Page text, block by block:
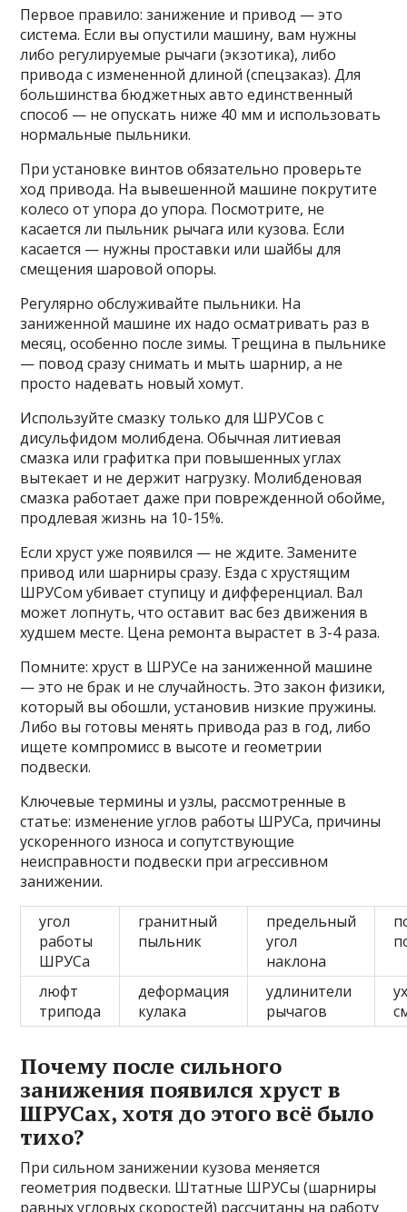
Первое правило: занижение и привод — это
система. Если вы опустили машину, вам нужны
либо регулируемые рычаги (экзотика), либо
привода с измененной длиной (спецзаказ). Для
большинства бюджетных авто единственный
способ — не опускать ниже 40 мм и использовать
нормальные пыльники.
При установке винтов обязательно проверьте
ход привода. На вывешенной машине покрутите
колесо от упора до упора. Посмотрите, не
касается ли пыльник рычага или кузова. Если
касается — нужны проставки или шайбы для
смещения шаровой опоры.
Регулярно обслуживайте пыльники. На
заниженной машине их надо осматривать раз в
месяц, особенно после зимы. Трещина в пыльнике
— повод сразу снимать и мыть шарнир, а не
просто надевать новый хомут.
Используйте смазку только для ШРУСов с
дисульфидом молибдена. Обычная литиевая
смазка или графитка при повышенных углах
вытекает и не держит нагрузку. Молибденовая
смазка работает даже при поврежденной обойме,
продлевая жизнь на 10-15%.
Если хруст уже появился — не ждите. Замените
привод или шарниры сразу. Езда с хрустящим
ШРУСом убивает ступицу и дифференциал. Вал
может лопнуть, что оставит вас без движения в
худшем месте. Цена ремонта вырастет в 3-4 раза.
Помните: хруст в ШРУСе на заниженной машине
— это не брак и не случайность. Это закон физики,
который вы обошли, установив низкие пружины.
Либо вы готовы менять привода раз в год, либо
ищете компромисс в высоте и геометрии
подвески.
Ключевые термины и узлы, рассмотренные в
статье: изменение углов работы ШРУСа, причины
ускоренного износа и сопутствующие
неисправности подвески при агрессивном
занижении.
угол
работы
ШРУСа
гранитный
пыльник
предельный
угол
наклона
люфт
трипода
деформация
кулака
удлинители
рычагов
Почему после сильного
занижения появился хруст в
ШРУСах, хотя до этого всё было
тихо?
При сильном занижении кузова меняется
геометрия подвески. Штатные ШРУСы (шарниры
равных угловых скоростей) рассчитаны на работу